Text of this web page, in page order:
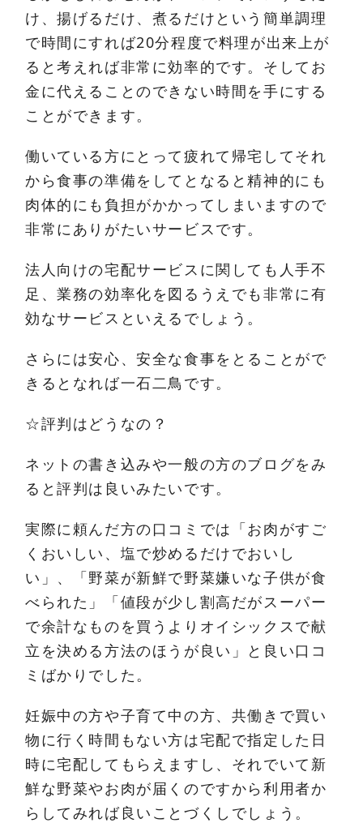
け、揚げるだけ、煮るだけという簡単調理
で時間にすれば20分程度で料理が出来上が
ると考えれば非常に効率的です。そしてお
金に代えることのできない時間を手にする
ことができます。
働いている方にとって疲れて帰宅してそれ
から食事の準備をしてとなると精神的にも
肉体的にも負担がかかってしまいますので
非常にありがたいサービスです。
法人向けの宅配サービスに関しても人手不
足、業務の効率化を図るうえでも非常に有
効なサービスといえるでしょう。
さらには安心、安全な食事をとることがで
きるとなれば一石二鳥です。
☆評判はどうなの？
ネットの書き込みや一般の方のブログをみ
ると評判は良いみたいです。
実際に頼んだ方の口コミでは「お肉がすご
くおいしい、塩で炒めるだけでおいし
い」、「野菜が新鮮で野菜嫌いな子供が食
べられた」「値段が少し割高だがスーパー
で余計なものを買うよりオイシックスで献
立を決める方法のほうが良い」と良い口コ
ミばかりでした。
妊娠中の方や子育て中の方、共働きで買い
物に行く時間もない方は宅配で指定した日
時に宅配してもらえますし、それでいて新
鮮な野菜やお肉が届くのですから利用者か
らしてみれば良いことづくしでしょう。